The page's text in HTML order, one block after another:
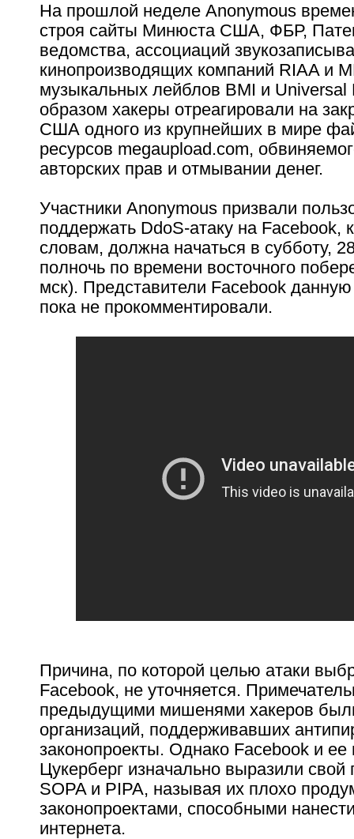
На прошлой неделе Anonymous
строя сайты Минюста США, ФБР,
ведомства, ассоциаций
кинопроизводящих компаний RIAA и
музыкальных лейблов BMI и Universal
образом хакеры отреагировали на
США одного из крупнейших в мире
ресурсов megaupload.com,
авторских прав и отмывании денег.
Участники Anonymous призвали
поддержать DdoS-атаку на Facebook,
словам, должна начаться в субботу,
полночь по времени восточного
мск). Представители Facebook
пока не прокомментировали.
Причина, по которой целью атаки
Facebook, не уточняется.
предыдущими мишенями хакеров
организаций, поддерживавших
законопроекты. Однако Facebook и ее
Цукерберг изначально выразили свой
SOPA и PIPA, называя их плохо
законопроектами, способными
интернета.